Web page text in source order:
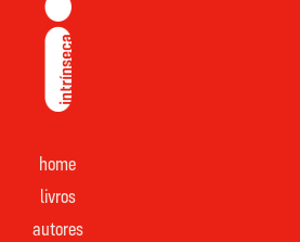
home
livros
autores